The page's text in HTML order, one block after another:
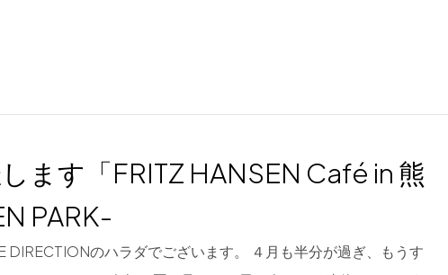
ます「FRITZ HANSEN Café in 熊
PARK-
DIRECTIONのハラダでございます。 ４月も半分が過ぎ、もうす